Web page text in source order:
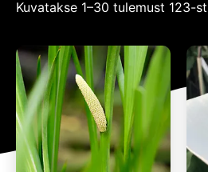
Kuvatakse 1–30 tulemust 123-st